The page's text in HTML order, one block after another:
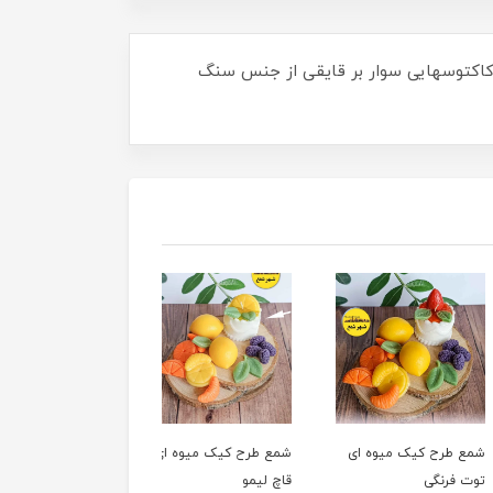
کاکتوسهایی سوار بر قایقی از جنس سنگ
طرح کیک میوه ای
شمع طرح کیک میوه ای
قاچ لیمو